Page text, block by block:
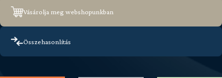
Vásárolja meg webshopunkban
Összehasonlítás